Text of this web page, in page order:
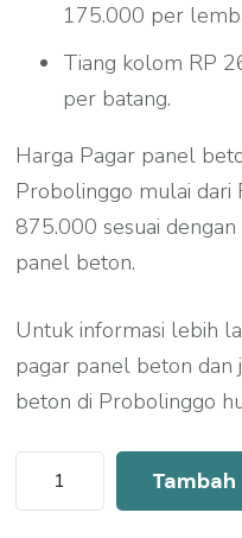
175.000 per
Tiang kolom RP
per batang.
Harga Pagar panel
Probolinggo mulai dari
875.000 sesuai
panel beton.
Untuk informasi lebih
pagar panel beton dan
beton di Probolinggo
Kuantitas
Harga